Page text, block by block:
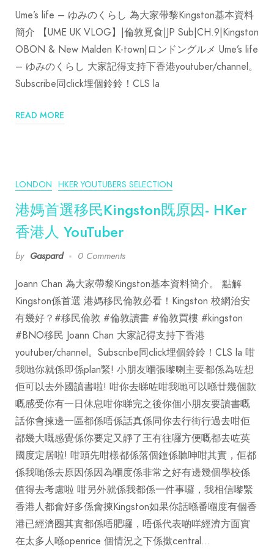
Ume’s life – ゆみのくらし 為大家帶黎Kingston基本資料
簡介 【UME UK VLOG】|倫敦覓食|JP Sub|CH.9|Kingston
OBON & New Malden K-town|ロンドングルメ Ume’s life
– ゆみのくらし 大家記得支持下香港youtuber/channel。
Subscribe同click埋個鈴鈴！CLS la
READ MORE
LONDON HKER YOUTUBERS SELECTION
港媽首選移民Kingston既原因- HKer
香港人 YouTuber
by Gaspard 0 Comments
Joann Chan 為大家帶黎Kingston基本資料簡介。 點解
Kingston係首選 港媽移民倫敦必看！Kingston 校網治安
有幾好？#移民倫敦 #倫敦讀書 #倫敦買樓 #kingston
#BNO移民 Joann Chan 大家記得支持下香港
youtuber/channel。Subscribe同click埋個鈴鈴！CLS la 咁
我哋你就係即係plan緊! 小朋友嗰張嚟喇主要都係為咗想
佢可以去外國讀書啦! 咁你去睇咗咁我哋可以喺廿幾個款
嘅感受你有一日休息咁你睇完之後你個小朋友要讀書嘅
話你會揀邊一區都係唔係話真係同你去行街行過去咁佢
都幾大嘅感覺係你要定又靜了王有往囉方便嘅都去咗英
國度定居啦! 咁頭先咁樣都係落個鐘係聽呻咁其實，佢都
係我哋係去原因係因為嗰度係非常之好有邊幾個學校係
值得去考慮啦 咁另外就係我都係一件事囉，我相信嚟緊
香港人都會好多係會揀Kingston如果你話喺番嗰度有個香
港已經濟圈其實都係唔肥囉，唔係代表啲咩經濟方面實
在太多人喺openrice 個情況之下係撳central…